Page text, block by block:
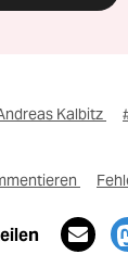
Kalbitz